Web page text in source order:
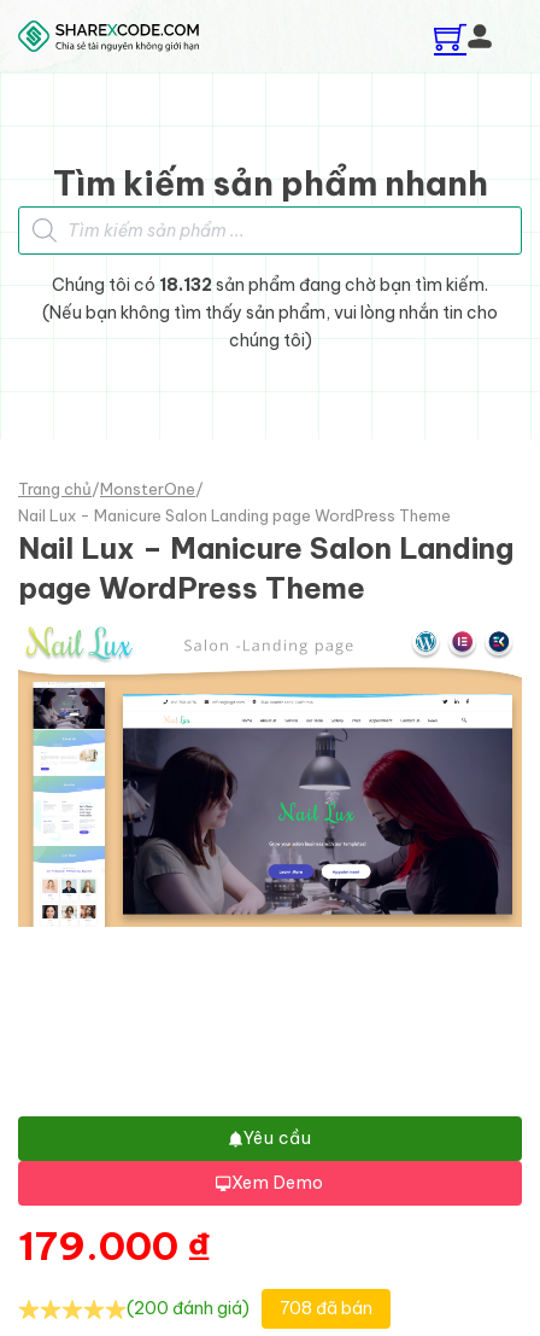
Skip to main content
Skip to footer
Tìm kiếm sản phẩm nhanh
Tìm kiếm sản phẩm
Chúng tôi có 18.132sản phẩm đang chờ bạn tìm kiếm.
(Nếu bạn không tìm thấy sản phẩm, vui lòng nhắn tin cho
chúng tôi)
Trang chủ/MonsterOne/
Nail Lux - Manicure Salon Landing page WordPress Theme
Nail Lux – Manicure Salon Landing
page WordPress Theme
Yêu cầu
Xem Demo
179.000 ₫
(200 đánh giá) 708 đã bán